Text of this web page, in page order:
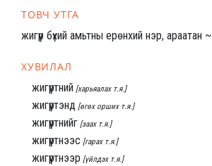
ТОВЧ УТГА
жигүүр бүхий амьтны ерөнхий нэр, араатан ~
ХУВИЛАЛ
жигүүртний [харьяалах т.я.]
жигүүртэнд [өгөх орших т.я.]
жигүүртнийг [заах т.я.]
жигүүртнээс [гарах т.я.]
жигүүртнээр [үйлдэх т.я.]